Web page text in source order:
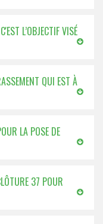
L’OBJECTIF VISÉ
QUI EST À
LA POSE DE
37 POUR